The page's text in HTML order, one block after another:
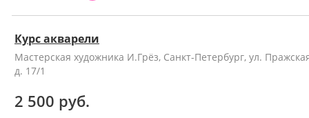
Курс акварели
Мастерская художника И.Грёз, Санкт-Петербург, ул.
д. 17/1
2 500 руб.